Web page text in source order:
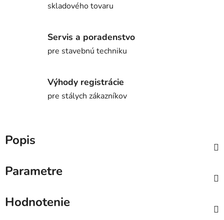
skladového tovaru
Servis a poradenstvo
pre stavebnú techniku
Výhody registrácie
pre stálych zákazníkov
Popis
Parametre
Hodnotenie